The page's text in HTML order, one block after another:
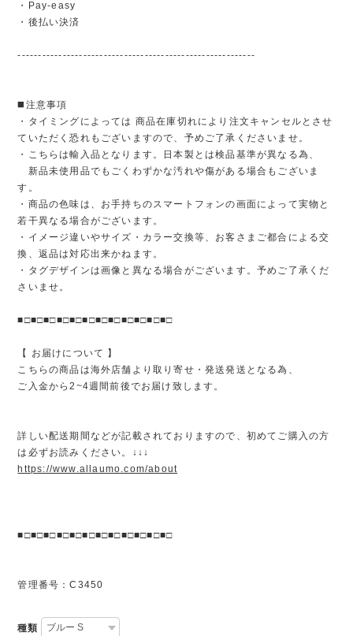
・Pay-easy
・後払い決済
----------------------------------------------------------
◼️注意事項
・タイミングによっては 商品在庫切れにより注文キャンセルとさせ
ていただく恐れもございますので、予めご了承くださいませ。
・こちらは輸入品となります。日本製とは検品基準が異なる為、
新品未使用品でもごくわずかな汚れや傷がある場合もございま
す。
・商品の色味は、お手持ちのスマートフォンの画面によって実物と
若干異なる場合がございます。
・イメージ違いやサイズ・カラー交換等、お客さまご都合による交
換、返品は対応出来かねます。
・タグデザインは画像と異なる場合がございます。予めご了承くだ
さいませ。
■□■□■□■□■□■□■□■□■□■□■□■□
【 お届けについて 】
こちらの商品は海外店舗より取り寄せ・発送発送となる為、
ご入金から2~4週間前後でお届け致します。
詳しい配送期間などが記載されておりますので、初めてご購入の方
は必ずお読みください。↓↓↓
https://www.allaumo.com/about
■□■□■□■□■□■□■□■□■□■□■□■□
管理番号：C3450
種類